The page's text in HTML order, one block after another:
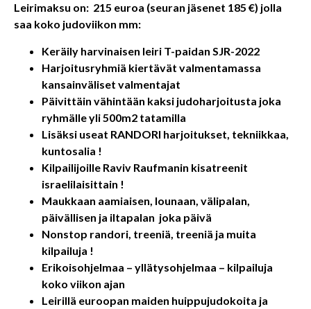
Leirimaksu on: 215 euroa (seuran jäsenet 185 €) jolla
saa koko judoviikon mm:
Keräily harvinaisen leiri T-paidan SJR-2022
Harjoitusryhmiä kiertävät valmentamassa
kansainväliset valmentajat
Päivittäin vähintään kaksi judoharjoitusta joka
ryhmälle yli 500m2 tatamilla
Lisäksi useat RANDORI harjoitukset, tekniikkaa,
kuntosalia !
Kilpailijoille Raviv Raufmanin kisatreenit
israelilaisittain !
Maukkaan aamiaisen, lounaan, välipalan,
päivällisen ja iltapalan joka päivä
Nonstop randori, treeniä, treeniä ja muita
kilpailuja !
Erikoisohjelmaa – yllätysohjelmaa – kilpailuja
koko viikon ajan
Leirillä euroopan maiden huippujudokoita ja